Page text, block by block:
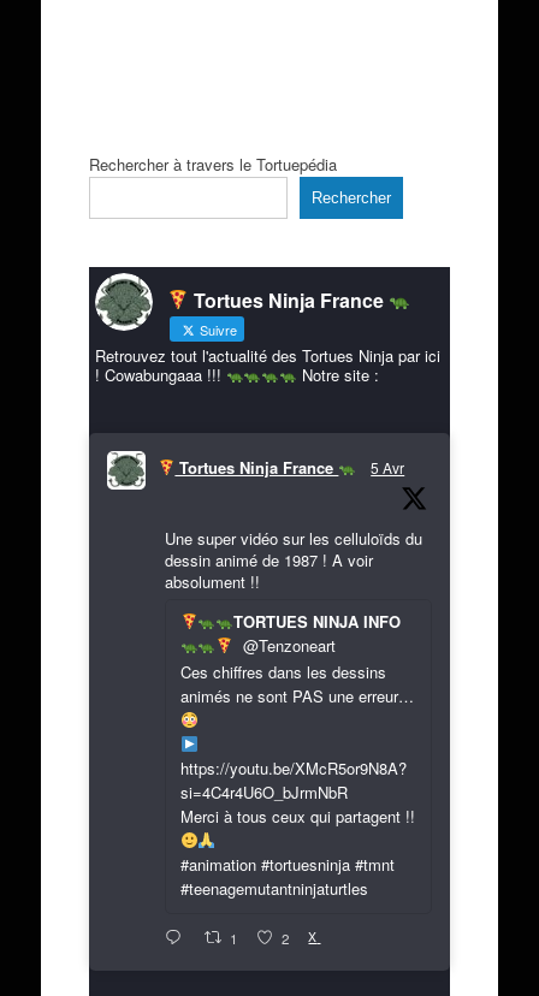
Rechercher à travers le Tortuepédia
Rechercher
Tortues Ninja France
Suivre
Retrouvez tout l'actualité des Tortues Ninja par ici
! Cowabungaaa !!!
Notre site :
Tortues Ninja France 5 Avr
Une super vidéo sur les celluloïds du
dessin animé de 1987 ! A voir
absolument !!
TORTUES NINJA INFO
@Tenzoneart
Ces chiffres dans les dessins
animés ne sont PAS une erreur…
https://youtu.be/XMcR5or9N8A?
si=4C4r4U6O_bJrmNbR
Merci à tous ceux qui partagent !!
#animation #tortuesninja #tmnt
#teenagemutantninjaturtles
1 2 X